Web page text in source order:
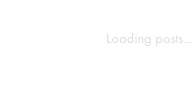
Loading posts...